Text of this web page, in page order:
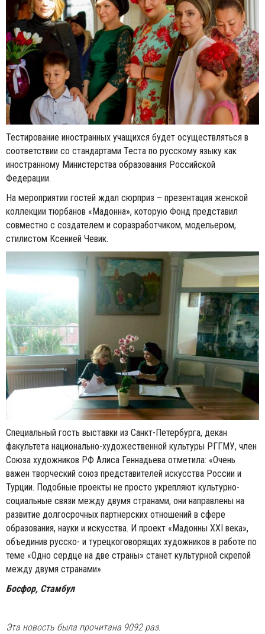
Тестирование иностранных учащихся будет осуществляться в
соответствии со стандартами Теста по русскому языку как
иностранному Министерства образования Российской
Федерации.
На мероприятии гостей ждал сюрприз – презентация женской
коллекции тюрбанов «Мадонна», которую Фонд представил
совместно с создателем и соразработчиком, модельером,
стилистом Ксенией Чевик.
Специальный гость выставки из Санкт-Петербурга, декан
факультета национально-художественной культуры PГГMУ, член
Союза художников РФ Алиса Геннадьева отметила: «Очень
важен творческий союз представителей искусства России и
Турции. Подобные проекты не просто укрепляют культурно-
социальные связи между двумя странами, они направлены на
развитие долгосрочных партнерских отношений в сфере
образования, науки и искусства. И проект «Мадонны XXI века»,
объединив русско- и турецкоговорящих художников в работе по
теме «Одно сердце на две страны» станет культурной скрепой
между двумя странами».
Босфор, Стамбул
Эта новость была прочитана 9092 раз.